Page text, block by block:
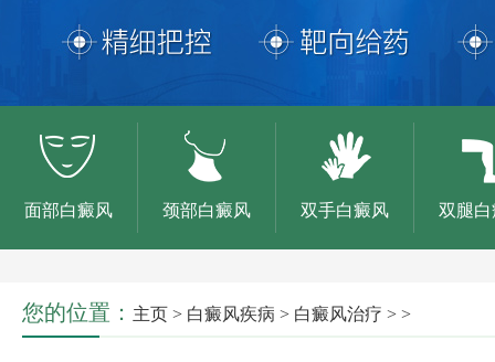
面部白癜风 颈部白癜风 双手白癜风 双腿
您的位置： 主页 > 白癜风疾病 > 白癜风治疗 > >